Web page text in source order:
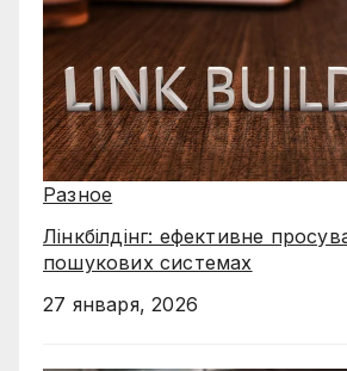
Разное
Лінкбілдінг: ефективне
пошукових системах
27 января, 2026